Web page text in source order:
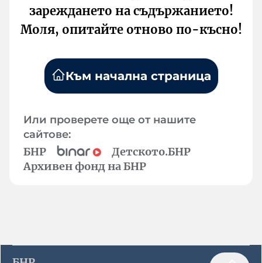
зареждането на съдържанието!
Моля, опитайте отново по-късно!
Към начална страница
Или проверете още от нашите
сайтове:
БНР
Детското.БНР
Архивен фонд на БНР